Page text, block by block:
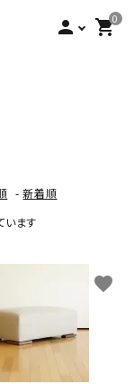
person 0
shopping_cart
-新着順
ます
favorite